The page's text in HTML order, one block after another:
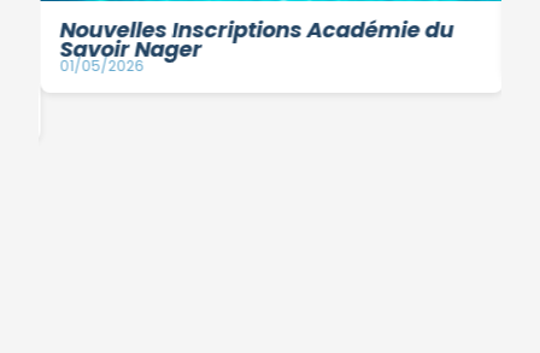
Nouvelles Inscriptions Académie du
Savoir Nager
01/05/2026